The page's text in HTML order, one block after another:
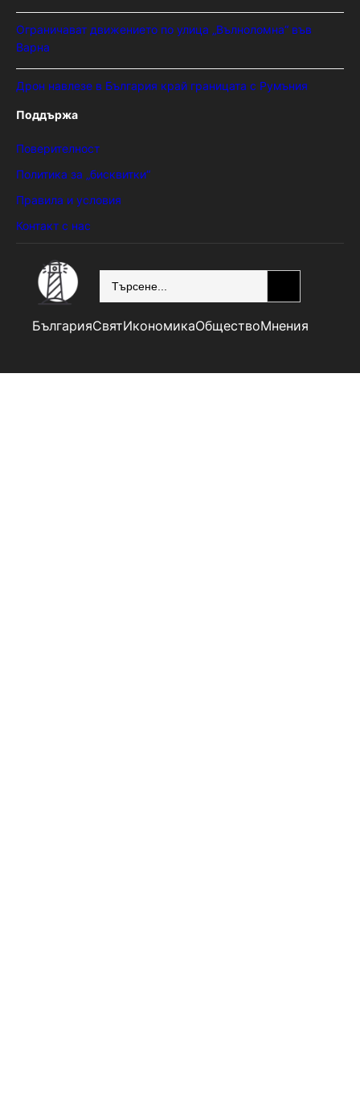
Ограничават движението по улица „Вълноломна“ във
Варна
Дрон навлезе в България край границата с Румъния
Поддържа
Поверителност
Политика за „бисквитки“
Правила и условия
Контакт с нас
БългарияСвятИкономикаОбществоМнения